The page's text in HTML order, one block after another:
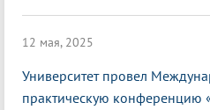
12 мая, 2025
Университет провел
практическую конференцию